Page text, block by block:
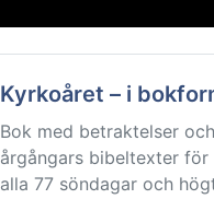
Kyrkoåret – i
Bok med betraktelser
årgångars bibeltexter
alla 77 söndagar och